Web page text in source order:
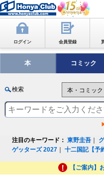
ログイン 会員登録
本 コミック
検索
注目のキーワード： 東野圭吾
ゲッターズ 2027 ｜十二国記【予
【ご案内】